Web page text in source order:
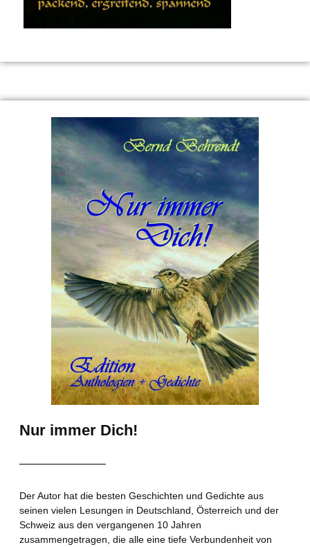
Nur immer Dich!
Der Autor hat die besten Geschichten und Gedichte aus
seinen vielen Lesungen in Deutschland, Österreich und der
Schweiz aus den vergangenen 10 Jahren
zusammengetragen, die alle eine tiefe Verbundenheit von